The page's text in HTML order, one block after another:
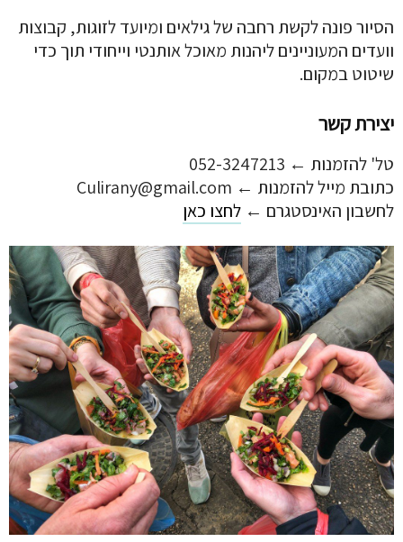
הסיור פונה לקשת רחבה של גילאים ומיועד לזוגות, קבוצות
וועדים המעוניינים ליהנות מאוכל אותנטי וייחודי תוך כדי
שיטוט במקום.
יצירת קשר
טל' להזמנות ← 052-3247213
כתובת מייל להזמנות ← Culirany@gmail.com
לחשבון האינסטגרם ← לחצו כאן